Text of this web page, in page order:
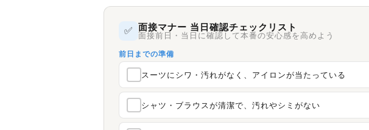
✅ 面接マナー 当日確認チェックリスト
面接前日・当日に確認して本番の安心感を高めよう
前日までの準備
スーツにシワ・汚れがなく、アイロンが当たっている
シャツ・ブラウスが清潔で、汚れやシミがない